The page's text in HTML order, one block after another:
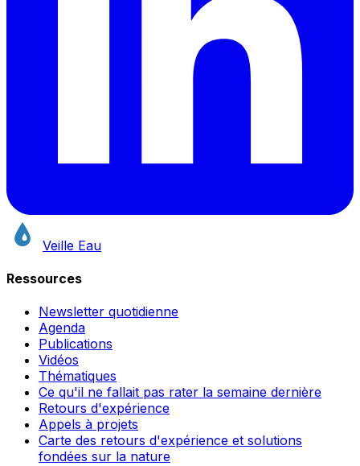
Veille Eau
Ressources
Newsletter quotidienne
Agenda
Publications
Vidéos
Thématiques
Ce qu'il ne fallait pas rater la semaine dernière
Retours d'expérience
Appels à projets
Carte des retours d'expérience et solutions
fondées sur la nature